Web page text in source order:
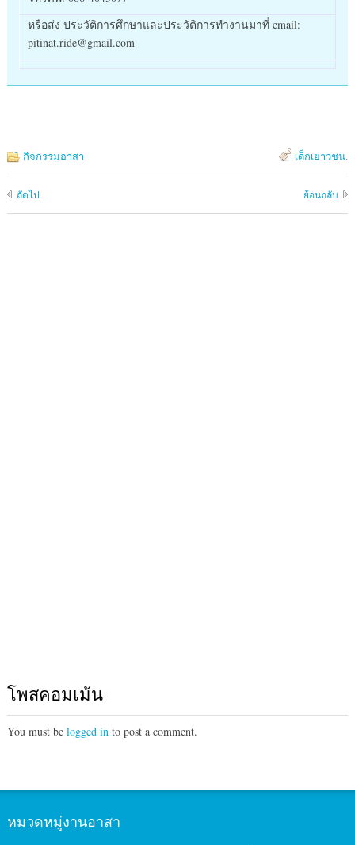
หรือส่ง ประวัติการศึกษาและประวัติการทำงานมาที่ email:
pitinat.ride@gmail.com
กิจกรรมอาสา เด็กเยาวชน.
ถัดไป ย้อนกลับ
โพสคอมเม้น
You must be logged into post a comment.
หมวดหมู่งานอาสา